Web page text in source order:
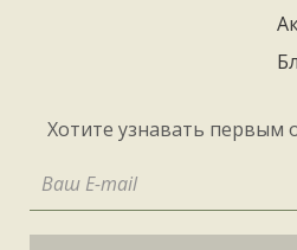
Хотите узнавать первым